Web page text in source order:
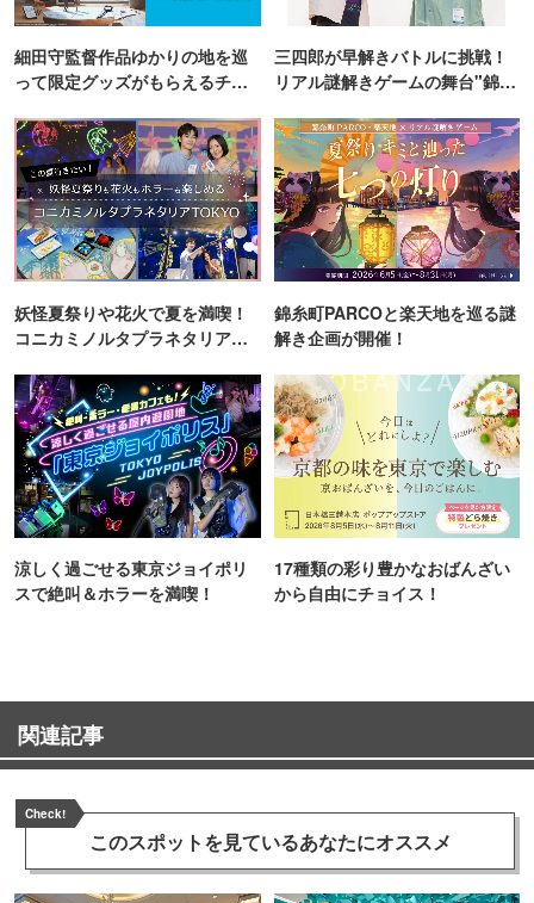
細田守監督作品ゆかりの地を巡
って限定グッズがもらえるチャ
三四郎が早解きバトルに挑戦！
リアル謎解きゲームの舞台"錦糸
妖怪夏祭りや花火で夏を満喫！
コニカミノルタプラネタリア
錦糸町PARCOと楽天地を巡る謎
解き企画が開催！
涼しく過ごせる東京ジョイポリ
スで絶叫＆ホラーを満喫！
17種類の彩り豊かなおばんざい
から自由にチョイス！
関連記事
Check!
このスポットを見ているあなたにオススメ